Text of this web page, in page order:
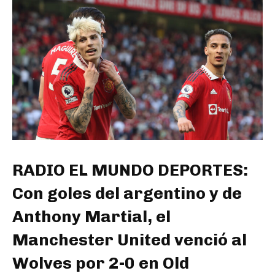
RADIO EL MUNDO DEPORTES:
Con goles del argentino y de
Anthony Martial, el
Manchester United venció al
Wolves por 2-0 en Old